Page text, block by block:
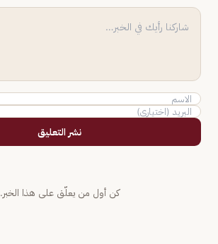
نشر التعليق
كن أول من يعلّق على هذا الخبر.